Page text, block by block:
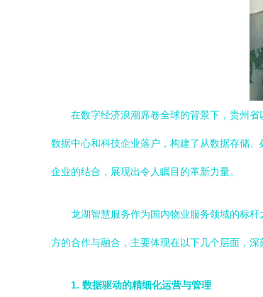
在数字经济浪潮席卷全球的背景下，贵州
数据中心和科技企业落户，构建了从数据存储
企业的结合，展现出令人瞩目的革新力量。
龙湖智慧服务作为国内物业服务领域的标
方的合作与融合，主要体现在以下几个层面，
1. 数据驱动的精细化运营与管理